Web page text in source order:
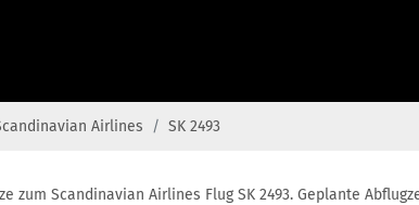
Airlines SK 2493
zum Scandinavian Airlines Flug SK 2493. Geplante